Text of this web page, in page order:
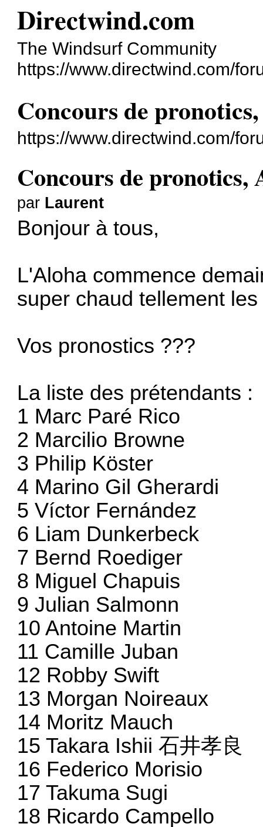
Directwind.com
The Windsurf Community
https://www.directwind.com/
Concours de
https://www.directwind.com/
Concours de pronotics,
par Laurent
Bonjour à tous,
L'Aloha commence
super chaud tellement
Vos pronostics ???
La liste des prétendants :
1 Marc Paré Rico
2 Marcilio Browne
3 Philip Köster
4 Marino Gil Gherardi
5 Víctor Fernández
6 Liam Dunkerbeck
7 Bernd Roediger
8 Miguel Chapuis
9 Julian Salmonn
10 Antoine Martin
11 Camille Juban
12 Robby Swift
13 Morgan Noireaux
14 Moritz Mauch
15 Takara Ishii 石井孝良
16 Federico Morisio
17 Takuma Sugi
18 Ricardo Campello